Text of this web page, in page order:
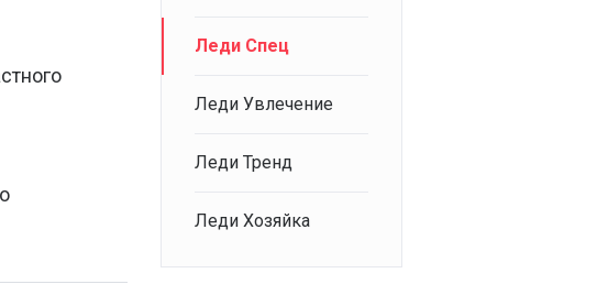
Леди Спец
Леди Увлечение
Леди Тренд
Леди Хозяйка